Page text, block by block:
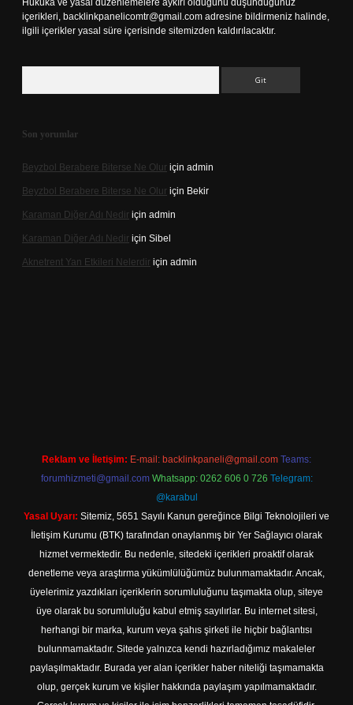
Hukuka ve yasal düzenlemelere aykırı olduğunu düşündüğünüz
içerikleri, backlinkpanelicomtr@gmail.com adresine bildirmeniz halinde,
ilgili içerikler yasal süre içerisinde sitemizden kaldırılacaktır.
Son yorumlar
Beyzbol Berabere Biterse Ne Olur için admin
Beyzbol Berabere Biterse Ne Olur için Bekir
Karaman Diğer Adı Nedir için admin
Karaman Diğer Adı Nedir için Sibel
Aknetrent Yan Etkileri Nelerdir için admin
Reklam ve İletişim: E-mail: backlinkpaneli@gmail.com Teams:
forumhizmeti@gmail.com Whatsapp: 0262 606 0 726 Telegram:
@karabul
Yasal Uyarı: Sitemiz, 5651 Sayılı Kanun gereğince Bilgi Teknolojileri ve
İletişim Kurumu (BTK) tarafından onaylanmış bir Yer Sağlayıcı olarak
hizmet vermektedir. Bu nedenle, sitedeki içerikleri proaktif olarak
denetleme veya araştırma yükümlülüğümüz bulunmamaktadır. Ancak,
üyelerimiz yazdıkları içeriklerin sorumluluğunu taşımakta olup, siteye
üye olarak bu sorumluluğu kabul etmiş sayılırlar. Bu internet sitesi,
herhangi bir marka, kurum veya şahıs şirketi ile hiçbir bağlantısı
bulunmamaktadır. Sitede yalnızca kendi hazırladığımız makaleler
paylaşılmaktadır. Burada yer alan içerikler haber niteliği taşımamakta
olup, gerçek kurum ve kişiler hakkında paylaşım yapılmamaktadır.